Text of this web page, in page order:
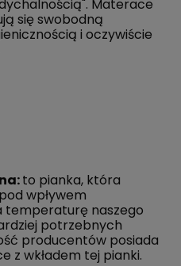
Materace
się swobodną
i oczywiście
to pianka, która
wpływem
temperaturę naszego
potrzebnych
producentów posiada
z wkładem tej pianki.